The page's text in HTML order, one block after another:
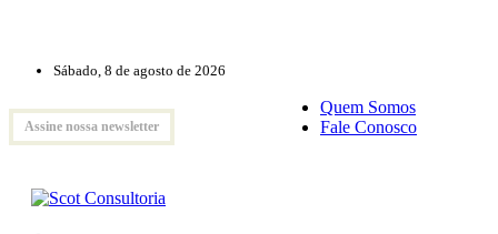
Sábado, 8 de agosto de 2026
Assine nossa newsletter
Quem Somos
Fale Conosco